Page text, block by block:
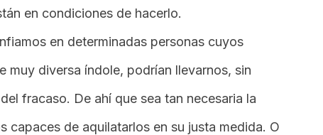
en condiciones de hacerlo.
en determinadas personas cuyos
muy diversa índole, podrían llevarnos, sin
fracaso. De ahí que sea tan necesaria la
capaces de aquilatarlos en su justa medida. O